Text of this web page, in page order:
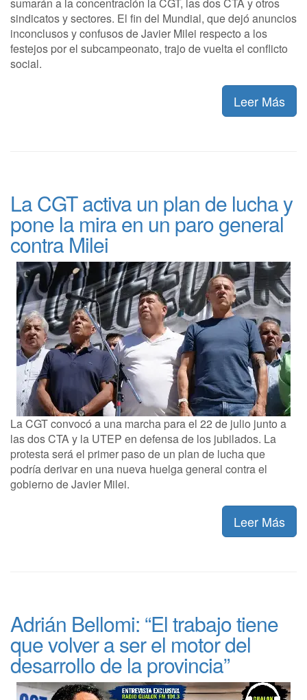
sindicatos y sectores. El fin del Mundial, que dejó anuncios
inconclusos y confusos de Javier Milei respecto a los
festejos por el subcampeonato, trajo de vuelta el conflicto
social.
Leer Más
La CGT activa un plan de lucha y
pone la mira en un paro general
contra Milei
La CGT convocó a una marcha para el 22 de julio junto a
las dos CTA y la UTEP en defensa de los jubilados. La
protesta será el primer paso de un plan de lucha que
podría derivar en una nueva huelga general contra el
gobierno de Javier Milei.
Leer Más
Adrián Bellomi: “El trabajo tiene
que volver a ser el motor del
desarrollo de la provincia”